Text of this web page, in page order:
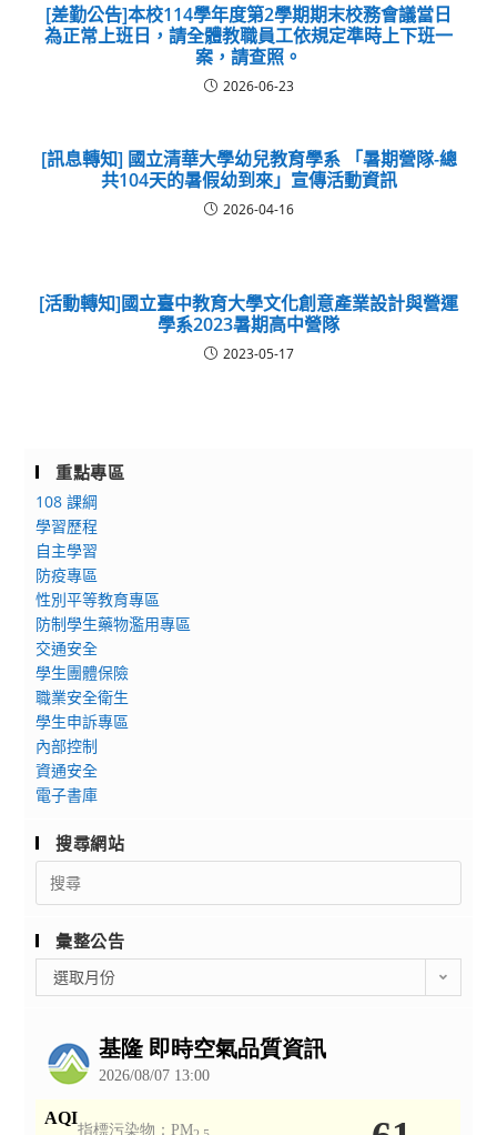
[差勤公告]本校114學年度第2學期期末校務會議當日
為正常上班日，請全體教職員工依規定準時上下班一
案，請查照。
2026-06-23
[訊息轉知] 國立清華大學幼兒教育學系 「暑期營隊-總
共104天的暑假幼到來」宣傳活動資訊
2026-04-16
[活動轉知]國立臺中教育大學文化創意產業設計與營運
學系2023暑期高中營隊
2023-05-17
重點專區
108 課綱
學習歷程
自主學習
防疫專區
性別平等教育專區
防制學生藥物濫用專區
交通安全
學生團體保險
職業安全衛生
學生申訴專區
內部控制
資通安全
電子書庫
搜尋網站
Search
for:
彙整公告
整
選取月份